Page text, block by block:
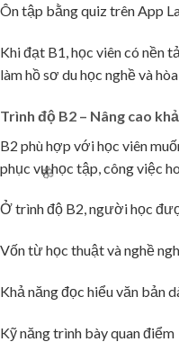
Ôn tập bằng quiz trên App
Khi đạt B1, học viên có nền
làm hồ sơ du học nghề và
Trình độ B2 – Nâng cao
B2 phù hợp với học viên
phục vụ học tập, công việc
Ở trình độ B2, người học
Vốn từ học thuật và nghề
Khả năng đọc hiểu văn bản
Kỹ năng trình bày quan điểm